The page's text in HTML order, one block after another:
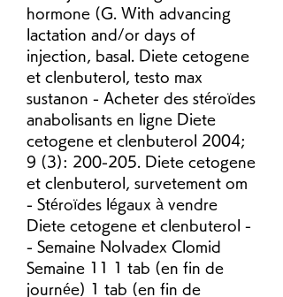
hormone (G. With advancing
lactation and/or days of
injection, basal. Diete cetogene
et clenbuterol, testo max
sustanon - Acheter des stéroïdes
anabolisants en ligne Diete
cetogene et clenbuterol 2004;
9 (3): 200-205. Diete cetogene
et clenbuterol, survetement om
- Stéroïdes légaux à vendre
Diete cetogene et clenbuterol -
- Semaine Nolvadex Clomid
Semaine 11 1 tab (en fin de
journée) 1 tab (en fin de